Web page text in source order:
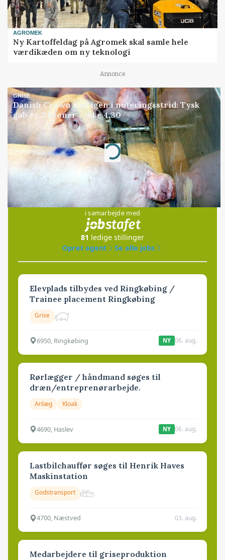
AGROMEK
Ny Kartoffeldag på Agromek skal samle hele
værdikæden om ny teknologi
Annonce
GRISE
Danish Crown slår igen i noteringsstrid: Tysk
gab er 3 kroner – ikke 4,30
Annonce
Loading...
Jobs
i samarbejde med
81 ledige stillinger
Opret agent
Se alle jobs
Elevplads tilbydes ved Ringkøbing /
Trainee placement Ringkøbing
Grise
6950, Ringkøbing NY 06. aug.
Rørlægger / håndmand søges til
dræn/entreprenørarbejde.
Anlæg Kloak
4690, Haslev NY 06. aug.
Lastbilchauffør søges til Henrik Haves
Maskinstation
Godstransport
4700, Næstved 03. aug.
Medarbejdere til griseproduktion